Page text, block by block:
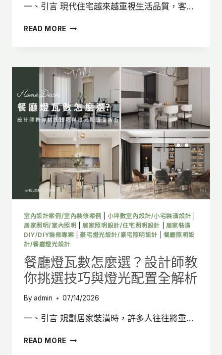
一、引言 現代住宅越來越重視生活品質，客…
READ MORE
設
計
做？
6
大
配
置
重
點，
造
舒
適
質
感
空
間
室內設計案例/室內裝修案例 小坪數室內設計/小宅裝潢設計
居家照明/室內照明
居家照明設計/住宅照明設計
居家裝潢
DIY/DIY裝修專案 |豪宅燈光設計/豪宅照明設計
餐廳照明設
計/餐廳燈光設計
餐廳燈瓦數怎麼選？設計師教
你挑選技巧與燈光配置全解析
Byadmin 07/14/2026
一、引言 規劃居家裝潢時，許多人往往將重…
READ MORE 餐